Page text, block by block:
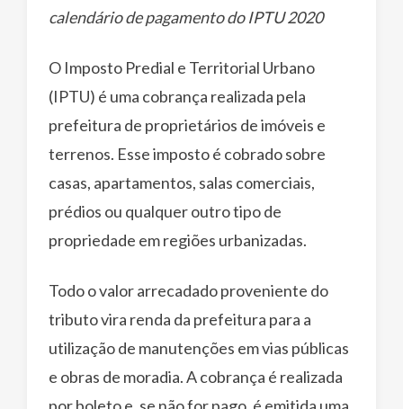
calendário de pagamento do IPTU 2020
O Imposto Predial e Territorial Urbano
(IPTU) é uma cobrança realizada pela
prefeitura de proprietários de imóveis e
terrenos. Esse imposto é cobrado sobre
casas, apartamentos, salas comerciais,
prédios ou qualquer outro tipo de
propriedade em regiões urbanizadas.
Todo o valor arrecadado proveniente do
tributo vira renda da prefeitura para a
utilização de manutenções em vias públicas
e obras de moradia. A cobrança é realizada